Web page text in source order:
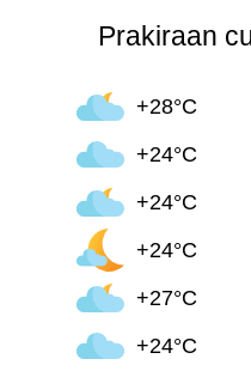
Prakiraan
+28°C
+24°C
+24°C
+24°C
+27°C
+24°C